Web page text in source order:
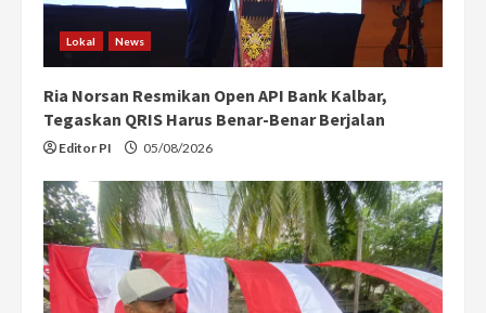
Lokal News
Ria Norsan Resmikan Open API Bank Kalbar,
Tegaskan QRIS Harus Benar-Benar Berjalan
Editor PI 05/08/2026